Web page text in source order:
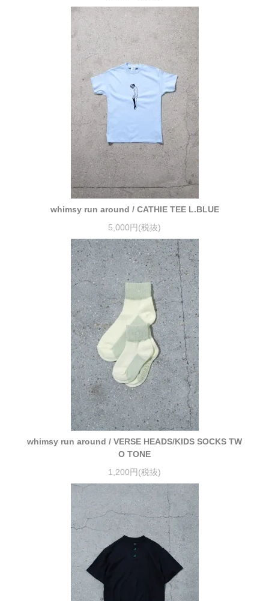
whimsy run around / CATHIE TEE L.BLUE
5,000円(税抜)
whimsy run around / VERSE HEADS/KIDS SOCKS TW
O TONE
1,200円(税抜)